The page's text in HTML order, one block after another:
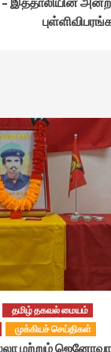
தமிழ் தகவல் மையம்
முக்கியச் செய்திகள்
மற்றும் ஜெனோவா